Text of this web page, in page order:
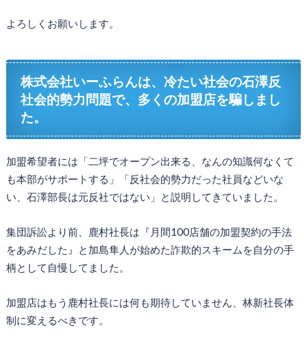
よろしくお願いします。
株式会社いーふらんは、冷たい社会の石澤反
社会的勢力問題で、多くの加盟店を騙しまし
た。
加盟希望者には「二坪でオープン出来る、なんの知識何なくて
も本部がサポートする」「反社会的勢力だった社員などいな
い、石澤部長は元反社ではない」と説明してきていました。
集団訴訟より前、鹿村社長は『月間100店舗の加盟契約の手法
をあみだした』と加島隼人が始めた詐欺的スキームを自分の手
柄として自慢してました。
加盟店はもう鹿村社長には何も期待していません、林新社長体
制に変えるべきです。